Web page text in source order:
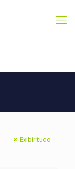
Exibir tudo